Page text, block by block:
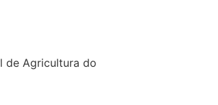
de Agricultura do